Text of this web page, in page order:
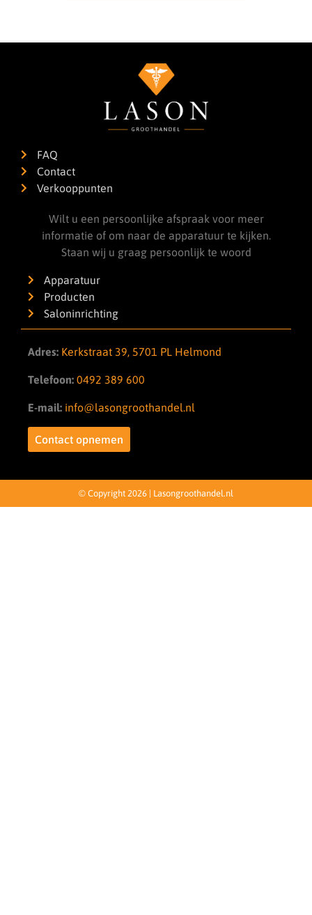
FAQ
Contact
Verkooppunten
Wilt u een persoonlijke afspraak voor meer
informatie of om naar de apparatuur te kijken.
Staan wij u graag persoonlijk te woord
Apparatuur
Producten
Saloninrichting
Adres: Kerkstraat 39, 5701 PL Helmond
Telefoon: 0492 389 600
E-mail: info@lasongroothandel.nl
Contact opnemen
© Copyright 2026 | Lasongroothandel.nl